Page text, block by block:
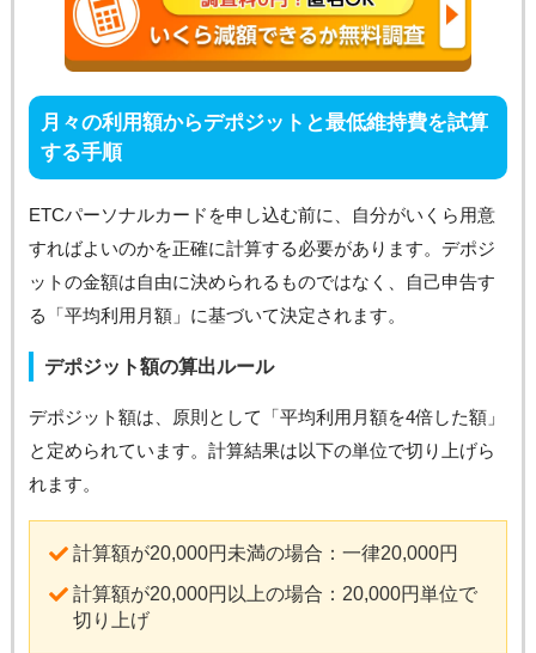
月々の利用額からデポジットと最低維持費を試算
する手順
ETCパーソナルカードを申し込む前に、自分がいくら用意
すればよいのかを正確に計算する必要があります。デポジ
ットの金額は自由に決められるものではなく、自己申告す
る「平均利用月額」に基づいて決定されます。
デポジット額の算出ルール
デポジット額は、原則として「平均利用月額を4倍した額」
と定められています。計算結果は以下の単位で切り上げら
れます。
計算額が20,000円未満の場合：一律20,000円
計算額が20,000円以上の場合：20,000円単位で
切り上げ